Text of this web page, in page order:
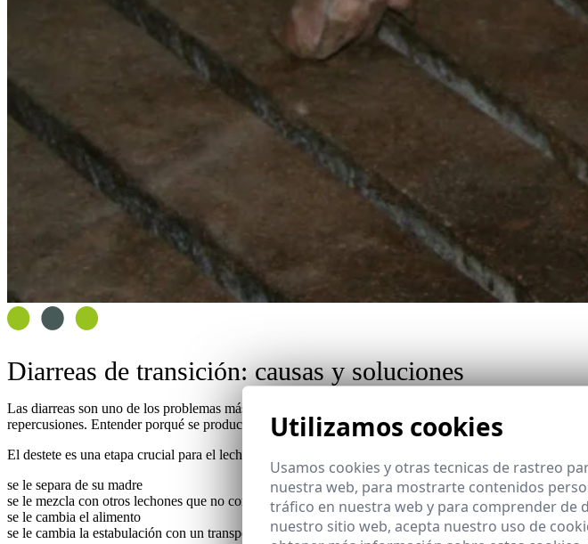
Diarreas de transición: causas y soluciones
Las diarreas son uno de los problemas más habituales en la cría de cerdos. Se dan en todas las
repercusiones. Entender porqué se producen en esta fase es el primer paso para tomar medidas de
El destete es una etapa crucial para el lechón. Es la fase en que se le somete a un estrés más intenso por
se le separa de su madre
se le mezcla con otros lechones que no conoce
se le cambia el alimento
se le cambia la estabulación con un transporte mediante
Utilizamos cookies
Usamos cookies y otras tecnicas de rastreo
nuestra web, para mostrarte contenidos
tráfico en nuestra web y para comprender de
nuestro sitio web, acepta nuestro uso de